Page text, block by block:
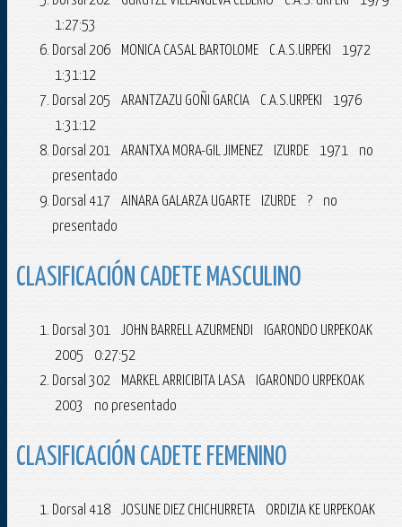
1:27:53
Dorsal 206 MONICA CASAL BARTOLOME C.A.S.URPEKI 1972
1:31:12
Dorsal 205 ARANTZAZU GOÑI GARCIA C.A.S.URPEKI 1976
1:31:12
Dorsal 201 ARANTXA MORA-GIL JIMENEZ IZURDE 1971 no
presentado
Dorsal 417 AINARA GALARZA UGARTE IZURDE ? no
presentado
CLASIFICACIÓN CADETE MASCULINO
Dorsal 301 JOHN BARRELL AZURMENDI IGARONDO URPEKOAK
2005 0:27:52
Dorsal 302 MARKEL ARRICIBITA LASA IGARONDO URPEKOAK
2003 no presentado
CLASIFICACIÓN CADETE FEMENINO
Dorsal 418 JOSUNE DIEZ CHICHURRETA ORDIZIA KE URPEKOAK